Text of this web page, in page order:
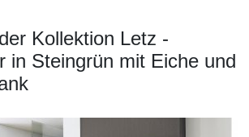
Kollektion Letz -
in Steingrün mit Eiche und